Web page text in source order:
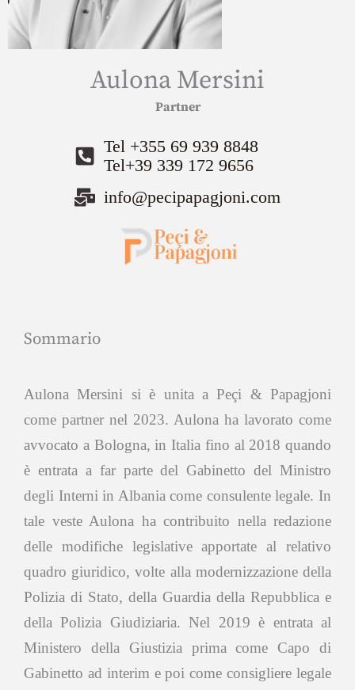
Aulona Mersini
Partner
Tel +355 69 939 8848
Tel+39 339 172 9656
info@pecipapagjoni.com
Sommario
Aulona Mersini si è unita a Peçi & Papagjoni
come partner nel 2023. Aulona ha lavorato come
avvocato a Bologna, in Italia fino al 2018 quando
è entrata a far parte del Gabinetto del Ministro
degli Interni in Albania come consulente legale. In
tale veste Aulona ha contribuito nella redazione
delle modifiche legislative apportate al relativo
quadro giuridico, volte alla modernizzazione della
Polizia di Stato, della Guardia della Repubblica e
della Polizia Giudiziaria. Nel 2019 è entrata al
Ministero della Giustizia prima come Capo di
Gabinetto ad interim e poi come consigliere legale